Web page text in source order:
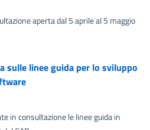
aperta dal 5 aprile al 5 maggio
sulle linee guida per lo sviluppo
in consultazione le linee guida in